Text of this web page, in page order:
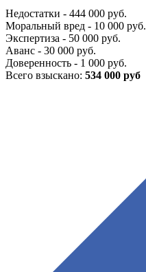
Недостатки - 444 000 руб.
Моральный вред - 10 000 руб.
Экспертиза - 50 000 руб.
Аванс - 30 000 руб.
Доверенность - 1 000 руб.
Всего взыскано: 534 000 руб